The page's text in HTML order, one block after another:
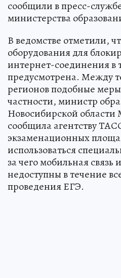
сообщили в пресс-
министерства
В ведомстве отметили,
оборудования для
интернет-соединения в
предусмотрена. Между
регионов подобные
частности, министр
Новосибирской
сообщила агентству
экзаменационных
использоваться
за чего мобильная связь
недоступны в течение
проведения ЕГЭ.